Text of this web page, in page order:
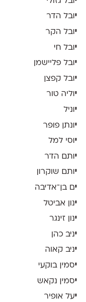
יובל הדר
י ובל הקר
י ובל חי
יובל פליישמן
י ובל קפצן
יוליה טור
י וניל
י ונתן פופר
יוסי למל
י ותם הדר
יותם שוקרון
ים בן־אדיבה
ינון אביטל
ינון זינגר
יניב כהן
יניב קאוה
יסמין בוקעי
יסמין נקאש
יעל אופיר